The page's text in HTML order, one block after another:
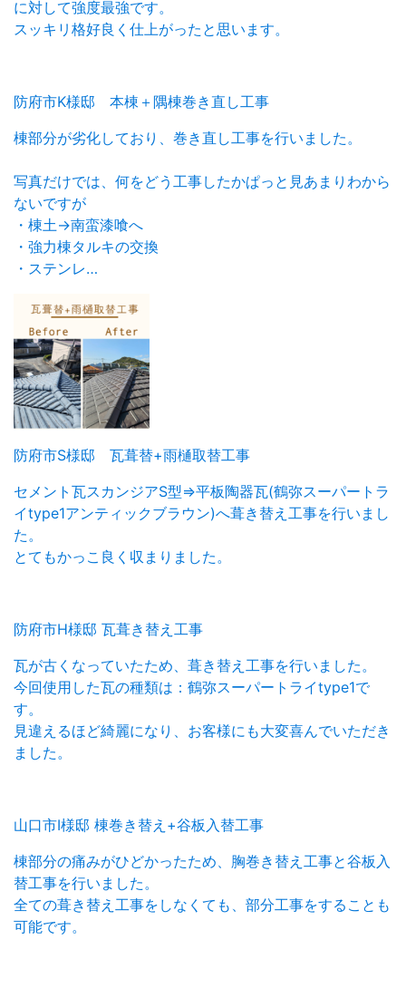
に対して強度最強です。
スッキリ格好良く仕上がったと思います。
防府市K様邸 本棟＋隅棟巻き直し工事
棟部分が劣化しており、巻き直し工事を行いました。
写真だけでは、何をどう工事したかぱっと見あまりわから
ないですが
・棟土→南蛮漆喰へ
・強力棟タルキの交換
・ステンレ…
防府市S様邸 瓦葺替+雨樋取替工事
セメント瓦スカンジアS型⇒平板陶器瓦(鶴弥スーパートラ
イtype1アンティックブラウン)へ葺き替え工事を行いまし
た。
とてもかっこ良く収まりました。
防府市H様邸 瓦葺き替え工事
瓦が古くなっていたため、葺き替え工事を行いました。
今回使用した瓦の種類は：鶴弥スーパートライtype1で
す。
見違えるほど綺麗になり、お客様にも大変喜んでいただき
ました。
山口市I様邸 棟巻き替え+谷板入替工事
棟部分の痛みがひどかったため、胸巻き替え工事と谷板入
替工事を行いました。
全ての葺き替え工事をしなくても、部分工事をすることも
可能です。